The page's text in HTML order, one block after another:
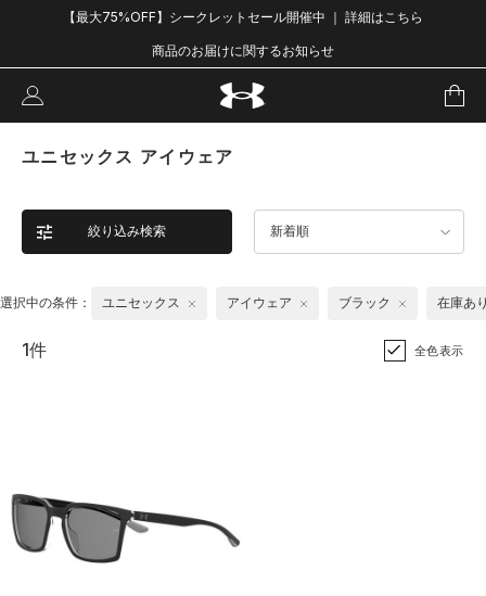
【最大75%OFF】シークレットセール開催中 ｜ 詳細はこちら
商品のお届けに関するお知らせ
ユニセックス アイウェア
絞り込み検索 新着順
選択中の条件： ユニセックス アイウェア ブラック 在庫あ
1件 全色表示